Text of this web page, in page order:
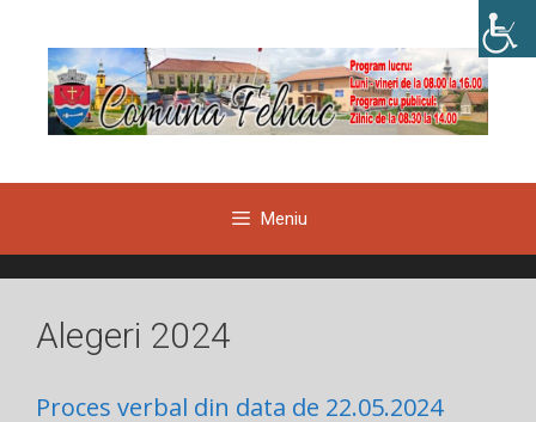
conținut
Meniu
Alegeri 2024
Proces verbal din data de 22.05.2024